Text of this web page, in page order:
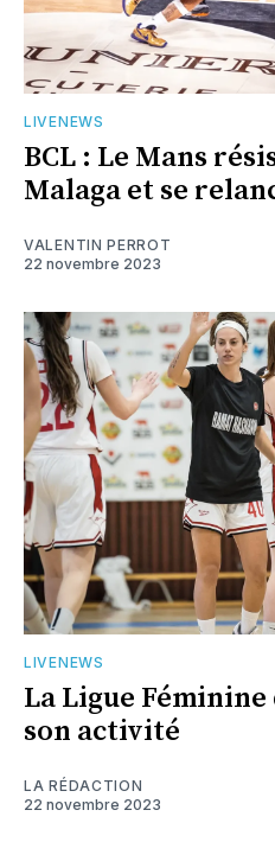
LIVENEWS
BCL : Le Mans
Malaga et se
VALENTIN PERROT
22 novembre 2023
LIVENEWS
La Ligue
son activité
LA RÉDACTION
22 novembre 2023